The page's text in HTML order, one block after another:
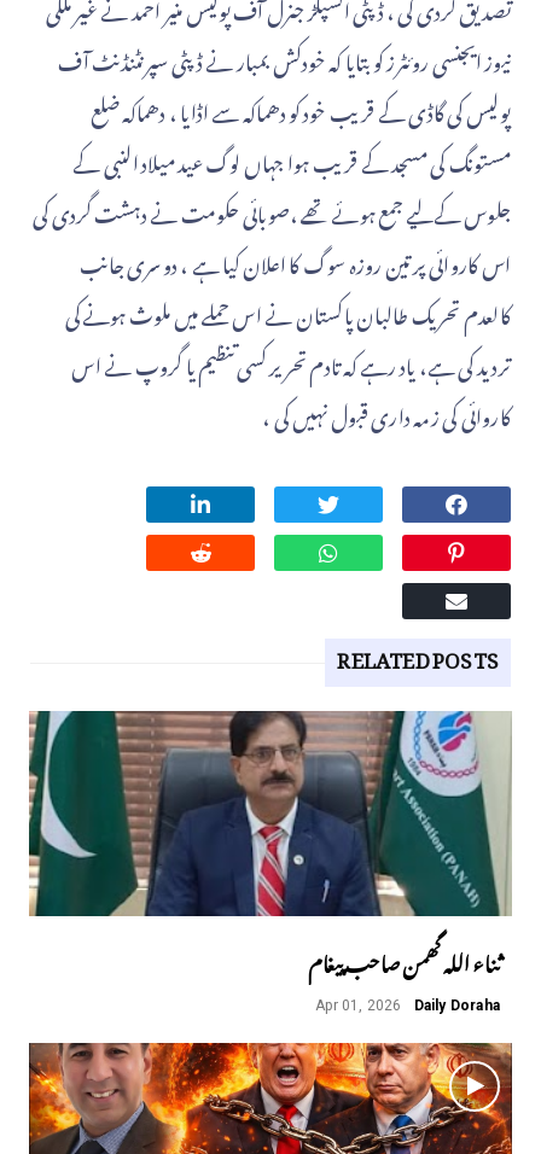
نیوز ایجنسی روئٹرز کو بتایا کہ خودکش بمبار نے ڈپٹی سپرنٹنڈنٹ آف
پولیس کی گاڈی کے قریب خود کو دھماکہ سے اڈایا ، دھماکہ ضلع
مستونگ کی مسجد کے قریب ہوا جہاں لوگ عید میلاد النبی کے
جلوس کےلیے جمع ہوئے تھے ،صوبائی حکومت نے دہشت گردی کی
اس کاروائی پر تین روزہ سوگ کا اعلان کیا ہے ، دوسری جانب
کالعدم تحریک طالبان پاکستان نے اس حملے میں ملوث ہونےکی
تردید کی ہے، یاد رہے کہ تادم تحریر کسی تنظیم یا گروپ نے اس
کاروائی کی زمہ داری قبول نہیں کی ،
RELATED POSTS
ثناء اللہ گھمن صاحب پیغام
Daily Doraha
Apr 01, 2026